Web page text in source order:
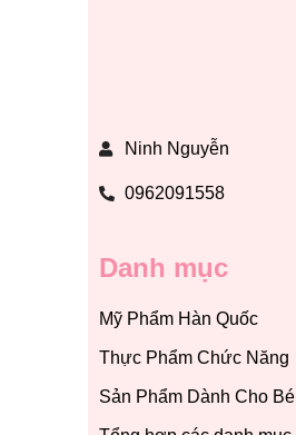
Ninh Nguyễn
0962091558
Danh mục
Mỹ Phẩm Hàn Quốc
Thực Phẩm Chức Năng
Sản Phẩm Dành Cho Bé